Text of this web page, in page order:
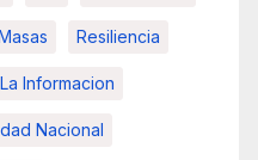
Resiliencia
Informacion
Nacional